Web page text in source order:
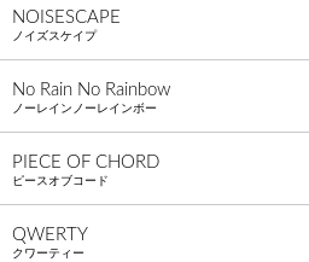
NOISESCAPE
ノイズスケイプ
No Rain No Rainbow
ノーレインノーレインボー
PIECE OF CHORD
ピースオブコード
QWERTY
クワーティー